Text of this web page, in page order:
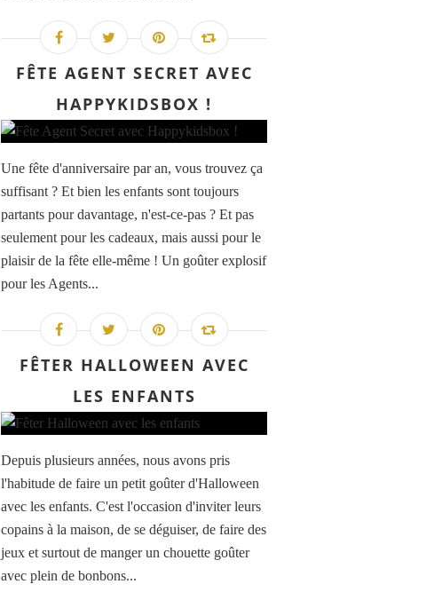
FÊTE AGENT SECRET AVEC
HAPPYKIDSBOX !
Une fête d'anniversaire par an, vous trouvez ça
suffisant ? Et bien les enfants sont toujours
partants pour davantage, n'est-ce-pas ? Et pas
seulement pour les cadeaux, mais aussi pour le
plaisir de la fête elle-même ! Un goûter explosif
pour les Agents...
FÊTER HALLOWEEN AVEC
LES ENFANTS
Depuis plusieurs années, nous avons pris
l'habitude de faire un petit goûter d'Halloween
avec les enfants. C'est l'occasion d'inviter leurs
copains à la maison, de se déguiser, de faire des
jeux et surtout de manger un chouette goûter
avec plein de bonbons...